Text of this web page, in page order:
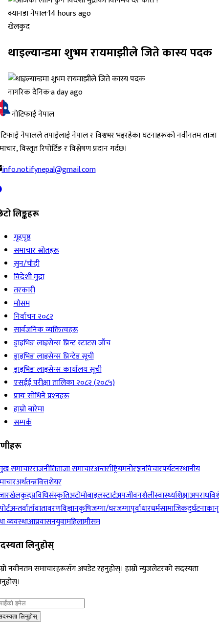
क्यानडा नेपाल·14 hours ago
खेलकुद
थाइल्यान्डमा शुभम रायमाझीले जिते कास्य पदक
नागरिक दैनिक·a day ago
नोटिफाई नेपाल
नेपालले तपाईंलाई नेपाल र विश्वभर भइरहेका घटनाहरूको नवीनतम ताजा
विस्तृत रिपोर्टिङ र विश्लेषण प्रदान गर्दछ।
info.notifynepal@gmail.com
लिङ्कहरू
गृहपृष्ठ
समाचार स्रोतहरू
सुन/चाँदी
विदेशी मुद्रा
तरकारी
मौसम
निर्वाचन २०८२
सार्वजनिक व्यक्तित्वहरू
ड्राइभिङ लाइसेन्स प्रिन्ट स्टाटस जाँच
ड्राइभिङ लाइसेन्स प्रिन्टेड सूची
ड्राइभिङ लाइसेन्स कार्यालय सूची
एसईई परीक्षा तालिका २०८२ (२०८५)
प्रायः सोधिने प्रश्‍नहरू
हाम्रो बारेमा
सम्पर्क
समाचारराजनीतिताजा समाचारअन्तर्राष्ट्रियमनोरञ्जनविचारपर्यटनस्थानीय
अर्थतन्त्रवित्तशेयर
खेलकुदप्रविधिसंस्कृतिअटोमोबाइलस्टार्टअपजीवनशैलीस्वास्थ्यशिक्षाअपराध
अन्तर्वार्तावातावरणविज्ञानकृषिजग्गा/घरजग्गापूर्वाधारधर्मसामाजिकदुर्घटना
व्यवस्थाआप्रवासनयुवामहिलामौसम
लिनुहोस्
नवीनतम समाचारहरूसँग अपडेट रहनुहोस्। हाम्रो न्युजलेटरको सदस्यता
लिनुहोस्